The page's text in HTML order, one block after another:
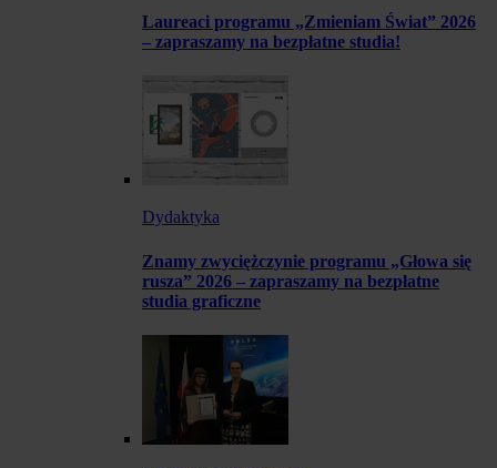
Laureaci programu „Zmieniam Świat” 2026
– zapraszamy na bezpłatne studia!
Dydaktyka
Znamy zwyciężczynie programu „Głowa się
rusza” 2026 – zapraszamy na bezpłatne
studia graficzne